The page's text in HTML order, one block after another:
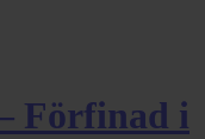
Förfinad i